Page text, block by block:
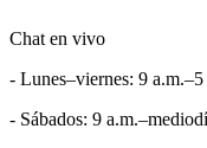
Chat en vivo
- Lunes–viernes: 9
- Sábados: 9